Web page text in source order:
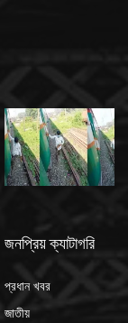
জনপ্রিয় ক্যাটাগরি
প্রধান খবর
জাতীয়